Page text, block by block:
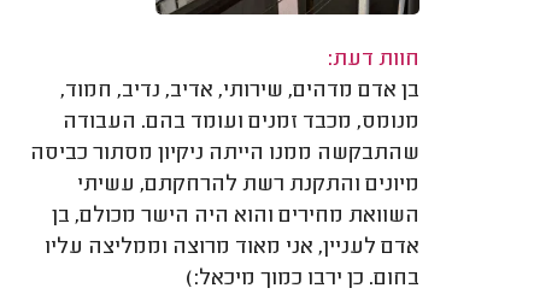
חוות דעת:
בן אדם מדהים, שירותי, אדיב, נדיב, חמוד,
מנומס, מכבד זמנים ועומד בהם. העבודה
שהתבקשה ממנו הייתה ניקיון מסתור כביסה
מיונים והתקנת רשת להרחקתם, עשיתי
השוואת מחירים והוא היה הישר מכולם, בן
אדם לעניין, אני מאוד מרוצה וממליצה עליו
בחום. כן ירבו כמוך מיכאל:)